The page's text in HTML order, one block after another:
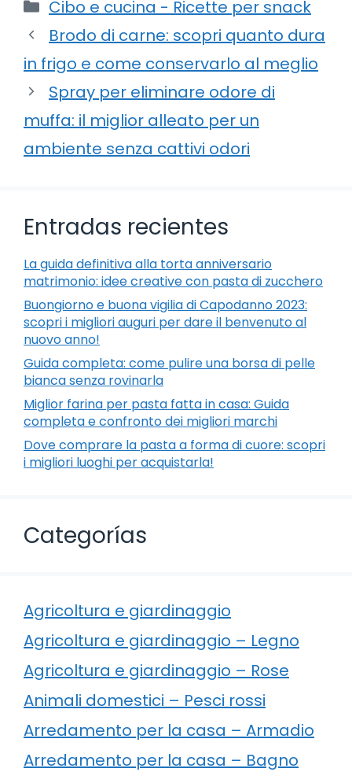
Cibo e cucina - Ricette per snack
Brodo di carne: scopri quanto dura
in frigo e come conservarlo al meglio
Spray per eliminare odore di
muffa: il miglior alleato per un
ambiente senza cattivi odori
Entradas recientes
La guida definitiva alla torta anniversario
matrimonio: idee creative con pasta di zucchero
Buongiorno e buona vigilia di Capodanno 2023:
scopri i migliori auguri per dare il benvenuto al
nuovo anno!
Guida completa: come pulire una borsa di pelle
bianca senza rovinarla
Miglior farina per pasta fatta in casa: Guida
completa e confronto dei migliori marchi
Dove comprare la pasta a forma di cuore: scopri
i migliori luoghi per acquistarla!
Categorías
Agricoltura e giardinaggio
Agricoltura e giardinaggio – Legno
Agricoltura e giardinaggio – Rose
Animali domestici – Pesci rossi
Arredamento per la casa – Armadio
Arredamento per la casa – Bagno